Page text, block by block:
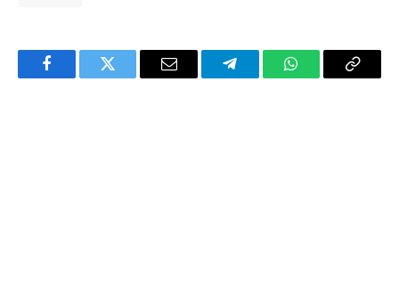
FacebookTwitter Email TelegramWhatsAppCopy